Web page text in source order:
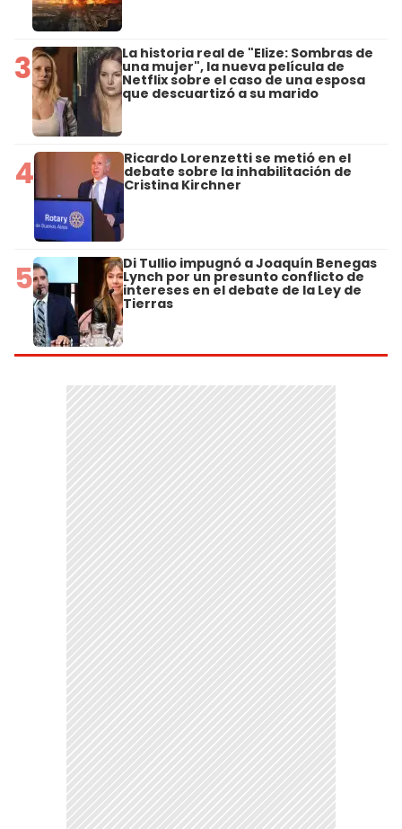
3 La historia real de "Elize: Sombras de
una mujer", la nueva película de
Netflix sobre el caso de una esposa
que descuartizó a su marido
4 Ricardo Lorenzetti se metió en el
debate sobre la inhabilitación de
Cristina Kirchner
5 Di Tullio impugnó a Joaquín Benegas
Lynch por un presunto conflicto de
intereses en el debate de la Ley de
Tierras